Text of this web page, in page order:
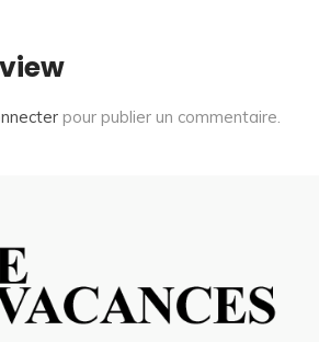
pour publier un commentaire.